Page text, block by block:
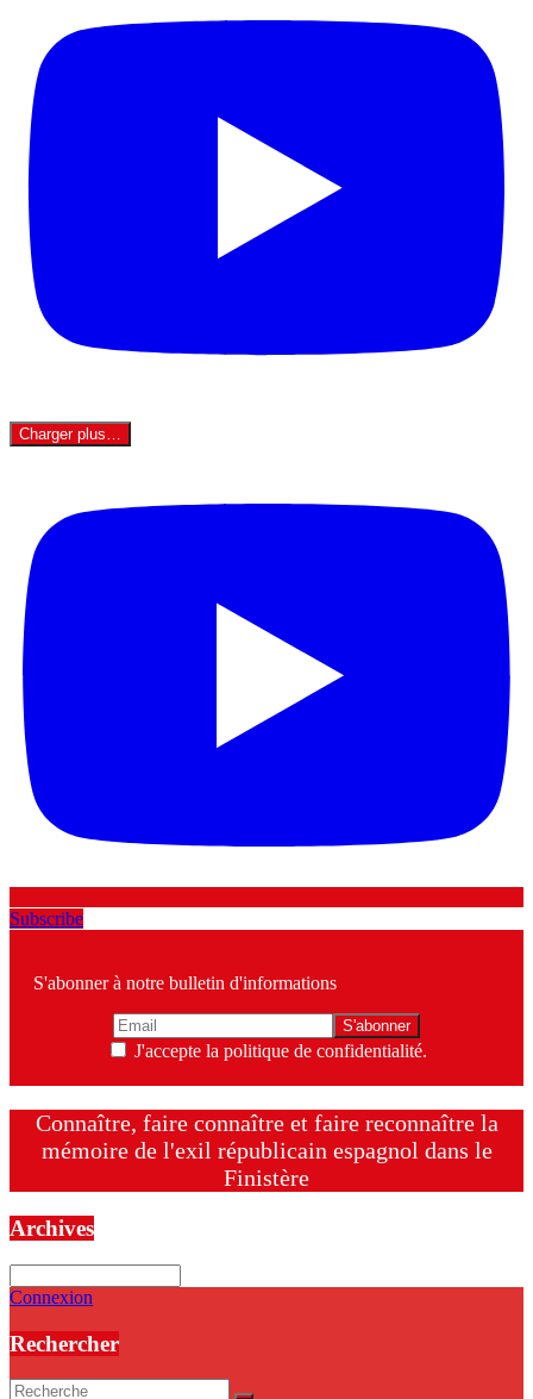
Charger plus…
Subscribe
S'abonner à notre bulletin d'informations
J'accepte la politique de confidentialité.
Connaître, faire connaître et faire reconnaître la
mémoire de l'exil républicain espagnol dans le
Finistère
Archives
Connexion
Rechercher